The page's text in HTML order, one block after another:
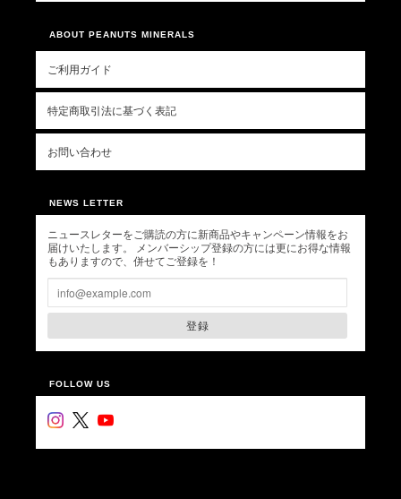
ABOUT PEANUTS MINERALS
ご利用ガイド
特定商取引法に基づく表記
お問い合わせ
NEWS LETTER
ニュースレターをご購読の方に新商品やキャンペーン情報をお
届けいたします。 メンバーシップ登録の方には更にお得な情報
もありますので、併せてご登録を！
登録
FOLLOW US